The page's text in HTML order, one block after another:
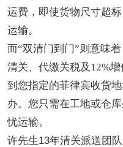
运费，即使货物尺寸超
运输。
而“双清门到门”则意味
清关、代缴关税及12%
到您指定的菲律宾收货
办。您只需在工地或仓
忧运输。
许先生13年清关派送团